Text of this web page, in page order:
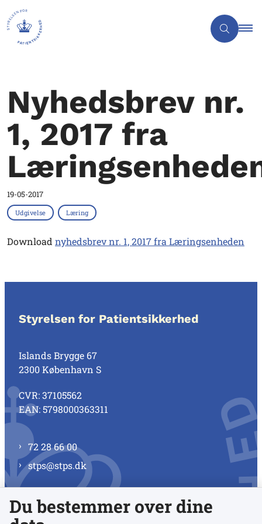
Nyhedsbrev nr.
1, 2017 fra
19-05-2017
Udgivelse Læring
Download nyhedsbrev nr. 1, 2017 fra Læringsenheden
Styrelsen for Patientsikkerhed
Islands Brygge 67
2300 København S
CVR: 37105562
EAN: 5798000363311
72 28 66 00
stps@stps.dk
Se alle kontaktnumre
Du bestemmer over dine